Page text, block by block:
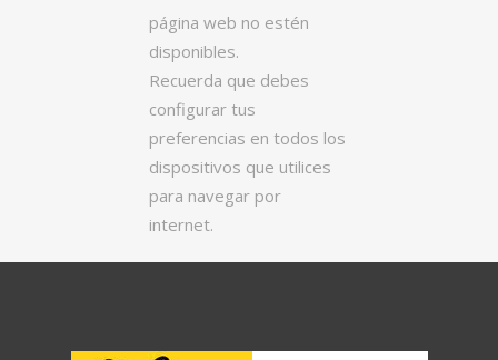
página web no estén
disponibles.
Recuerda que debes
configurar tus
preferencias en todos los
dispositivos que utilices
para navegar por
internet.